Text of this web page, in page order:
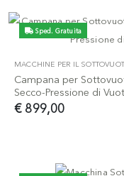
Sped. Gratuita
MACCHINE PER IL
Campana per
Secco-Pressione di
€ 899,00